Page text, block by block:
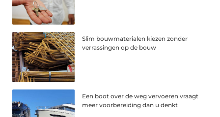
Slim bouwmaterialen kiezen zonder
verrassingen op de bouw
Een boot over de weg vervoeren vraagt
meer voorbereiding dan u denkt